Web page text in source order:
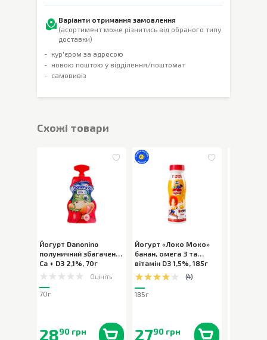
Варіанти отримання замовлення
(асортимент може різнитись від обраного типу
доставки)
кур'єром за адресою
новою поштою у відділення/поштомат
самовивіз
Cхожі товари
Йогурт Danonino
полуничний збагачений
Ca + D3 2,1%, 70г
Оцініть
70г
2890 грн
Йогурт «Локо Моко»
банан, омега 3 та
вітамін D3 1,5%, 185г
(4)
185г
2790 грн